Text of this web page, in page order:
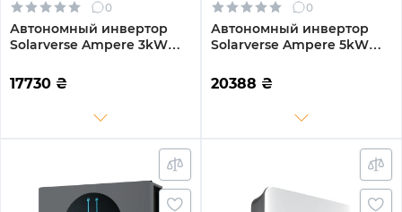
0
Автономный инвертор
Solarverse Ampere 3kW
Однофазный (SV3024A)
17730 ₴
0
Автономный инвертор
Solarverse Ampere 5kW
Однофазный (SV5048A)
20388 ₴